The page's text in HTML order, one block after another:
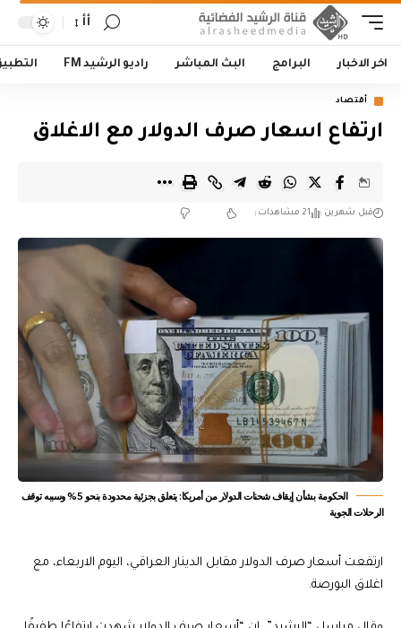
أأ
اخر الاخبار البرامج البث المباشر راديو الرشيد FM
أقتصاد
ارتفاع اسعار صرف الدولار مع الاغلاق
قبل شهرين 21 مشاهدات
الحكومة بشأن إيقاف شحنات الدولار من أمريكا: يتعلق بجزئية محدودة بنحو 5% وسببه توقف
الرحلات الجوية
ارتفعت أسعار صرف الدولار مقابل الدينار العراقي، اليوم الاربعاء، مع
اغلاق البورصة.